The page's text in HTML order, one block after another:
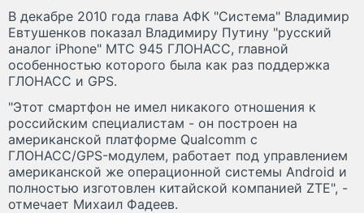
В декабре 2010 года глава АФК "Система" Владимир
Евтушенков показал Владимиру Путину "русский
аналог iPhone" МТС 945 ГЛОНАСС, главной
особенностью которого была как раз поддержка
ГЛОНАСС и GPS.
"Этот смартфон не имел никакого отношения к
российским специалистам - он построен на
американской платформе Qualcomm с
ГЛОНАСС/GPS-модулем, работает под управлением
американской же операционной системы Android и
полностью изготовлен китайской компанией ZTE", -
отмечает Михаил Фадеев.